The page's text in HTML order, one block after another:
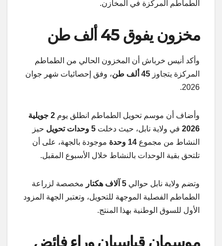
الطماطم المركزة في المخازن.
مخزون يفوق 45 ألف طن
وأكد أنيس خرباش أن المخزون الحالي من الطماطم
المركزة يتجاوز 45 ألف طن
، وفق إحصائيات شهر جوان
2026.
وأضاف أن موسم تحويل الطماطم انطلق يوم
2 جويلية
2026 في ولاية نابل، حيث دخلت 5 وحدات تحويل
حيز
النشاط من مجموع 14 وحدة
موجودة بالجهة، على أن
تلتحق بقية الوحدات بالنشاط خلال الأسبوع المقبل.
وتضم ولاية نابل حوالي 5 آلاف هكتار
مخصصة لزراعة
الطماطم الفصلية الموجهة للتحويل، وتعتبر الجهة المزود
الأول للسوق الوطنية بهذا المنتج.
موسمان قياسيان وراء فائض